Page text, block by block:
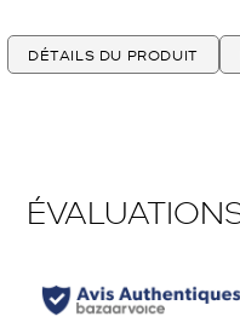
DÉTAILS DU PRODUIT